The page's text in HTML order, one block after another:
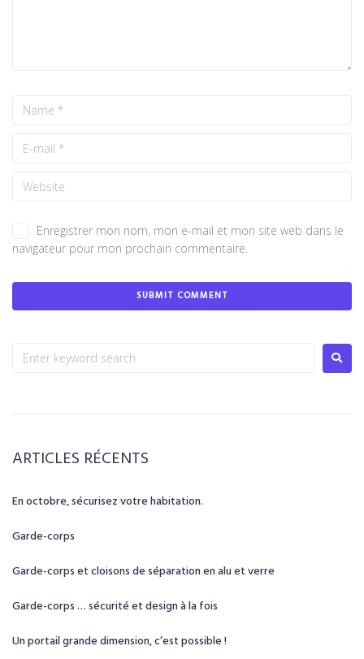
Enregistrer mon nom, mon e-mail et mon site web dans le
navigateur pour mon prochain commentaire.
ARTICLES RÉCENTS
En octobre, sécurisez votre habitation.
Garde-corps
Garde-corps et cloisons de séparation en alu et verre
Garde-corps … sécurité et design à la fois
Un portail grande dimension, c’est possible !